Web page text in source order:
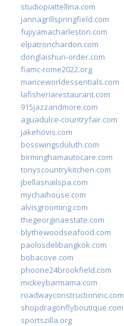
studiopiattellina.com
jannagrillspringfield.com
fujiyamacharleston.com
elpatronchardon.com
donglaishun-order.com
fiamc-rome2022.org
mariceworldessentials.com
lafisheriarestaurant.com
915jazzandmore.com
aguadulce-countryfair.com
jakehovis.com
bosswingsduluth.com
birminghamautocare.com
tonyscountrykitchen.com
jbellasnailspa.com
mychaihouse.com
alvisgrooming.com
thegeorginaestate.com
blythewoodseafood.com
paolosdelibangkok.com
bobacove.com
phoone24brookfield.com
mickeybarmama.com
roadwayconstructioninc.com
shopdragonflyboutique.com
sportszilla.org